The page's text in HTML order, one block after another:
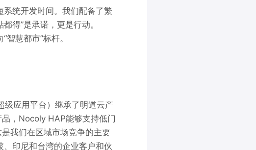
统开发时间。我们配备了繁
得”是承诺，更是行动。
慧都市”标杆。
应用平台）继承了明道云产
，Nocoly HAP能够支持低门
我们在区域市场竞争的主要
印尼和台湾的企业客户和伙